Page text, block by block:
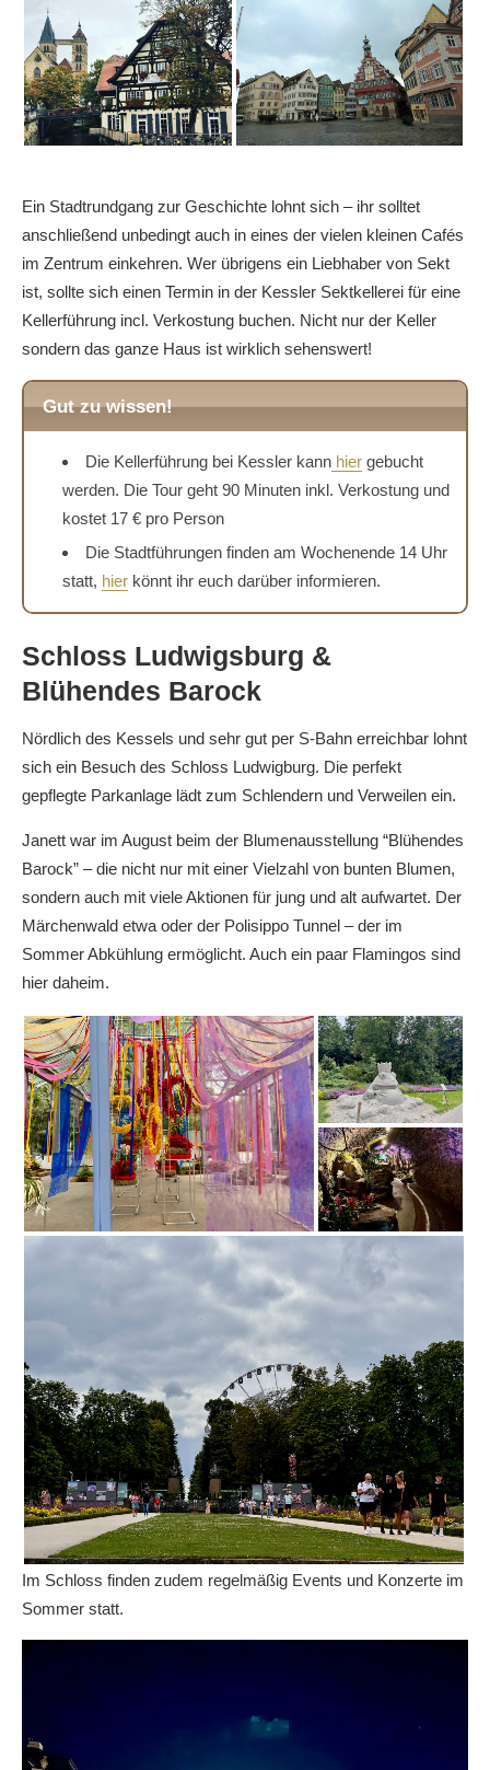
Ein Stadtrundgang zur Geschichte lohnt sich – ihr solltet
anschließend unbedingt auch in eines der vielen kleinen Cafés
im Zentrum einkehren. Wer übrigens ein Liebhaber von Sekt
ist, sollte sich einen Termin in der Kessler Sektkellerei für eine
Kellerführung incl. Verkostung buchen. Nicht nur der Keller
sondern das ganze Haus ist wirklich sehenswert!
Gut zu wissen!
Die Kellerführung bei Kessler kann hier gebucht
werden. Die Tour geht 90 Minuten inkl. Verkostung und
kostet 17 € pro Person
Die Stadtführungen finden am Wochenende 14 Uhr
statt, hier könnt ihr euch darüber informieren.
Schloss Ludwigsburg &
Blühendes Barock
Nördlich des Kessels und sehr gut per S-Bahn erreichbar lohnt
sich ein Besuch des Schloss Ludwigburg. Die perfekt
gepflegte Parkanlage lädt zum Schlendern und Verweilen ein.
Janett war im August beim der Blumenausstellung “Blühendes
Barock” – die nicht nur mit einer Vielzahl von bunten Blumen,
sondern auch mit viele Aktionen für jung und alt aufwartet. Der
Märchenwald etwa oder der Polisippo Tunnel – der im
Sommer Abkühlung ermöglicht. Auch ein paar Flamingos sind
hier daheim.
Im Schloss finden zudem regelmäßig Events und Konzerte im
Sommer statt.